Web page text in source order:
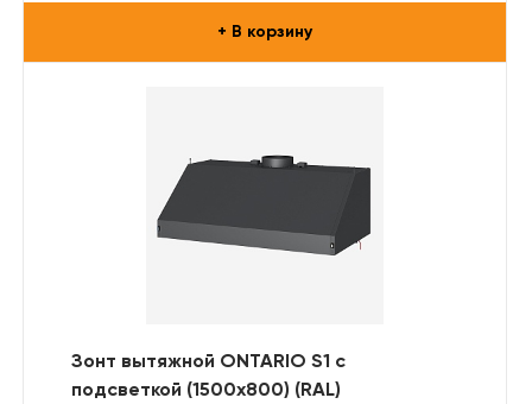
+ В корзину
Зонт вытяжной ONTARIO S1 с
подсветкой (1500x800) (RAL)